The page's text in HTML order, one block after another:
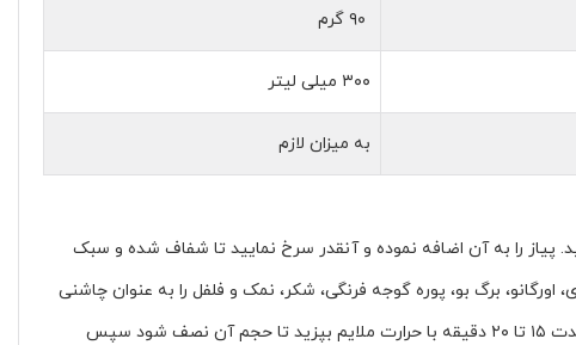
۳۰۰ میلی لیتر
به میزان لازم
پیاز را به آن اضافه نموده و آنقدر سرخ نمایید تا شفاف شده و سبک
برگ بو، پوره گوجه فرنگی، شکر، نمک و فلفل را به عنوان چاشنی
ملایم بپزید تا حجم آن نصف شود
سپس